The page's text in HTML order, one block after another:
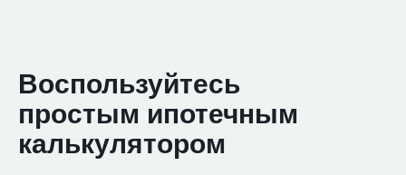
Воспользуйтесь
простым ипотечным
калькулятором